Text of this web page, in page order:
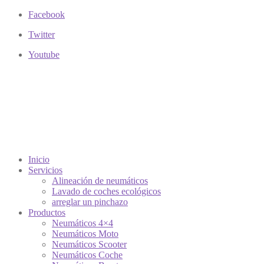
Facebook
Twitter
Youtube
Inicio
Servicios
Alineación de neumáticos
Lavado de coches ecológicos
arreglar un pinchazo
Productos
Neumáticos 4×4
Neumáticos Moto
Neumáticos Scooter
Neumáticos Coche